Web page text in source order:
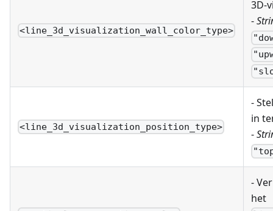
<line_3d_visualization_wall_color_type>
3D-
-
<line_3d_visualization_position_type>
-
in
-
-
het